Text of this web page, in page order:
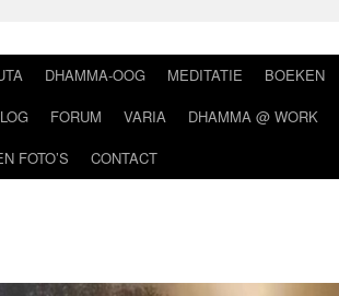
DHAMMA-OOG MEDITATIE BOEKEN
FORUM VARIA DHAMMA @ WORK
FOTO’S CONTACT